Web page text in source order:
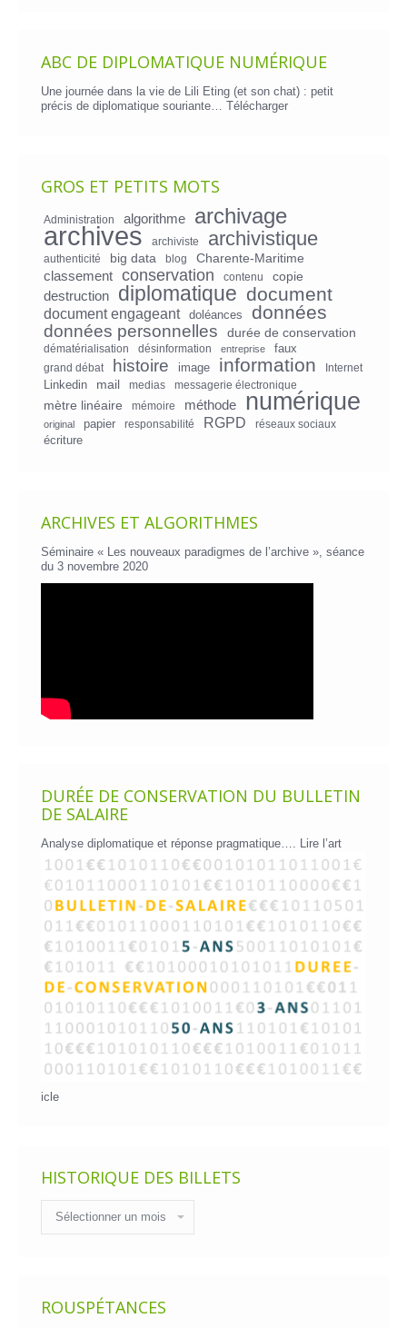
ABC DE DIPLOMATIQUE NUMÉRIQUE
Une journée dans la vie de Lili Eting (et son chat) : petit
précis de diplomatique souriante… Télécharger
GROS ET PETITS MOTS
Administration algorithme archivage
archives archiviste archivistique
authenticité big data blog
Charente-Maritime
classement
conservation contenu
copie
destruction
diplomatique document
document engageant doléances données
données personnelles durée de conservation
dématérialisation désinformation entreprise faux
grand débat histoire image information Internet
Linkedin mail medias messagerie électronique
mètre linéaire mémoire méthode numérique
original papier responsabilité RGPD réseaux sociaux
écriture
ARCHIVES ET ALGORITHMES
Séminaire « Les nouveaux paradigmes de l’archive », séance
du 3 novembre 2020
DURÉE DE CONSERVATION DU BULLETIN
DE SALAIRE
Analyse diplomatique et réponse pragmatique…. Lire l’art
icle
HISTORIQUE DES BILLETS
des
billets
ROUSPÉTANCES